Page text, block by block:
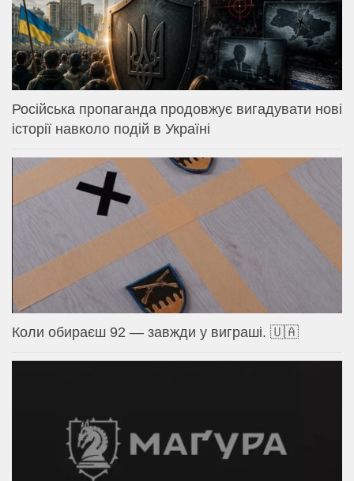
Російська пропаганда продовжує вигадувати нові
історії навколо подій в Україні
Коли обираєш 92 — завжди у виграші. 🇺🇦